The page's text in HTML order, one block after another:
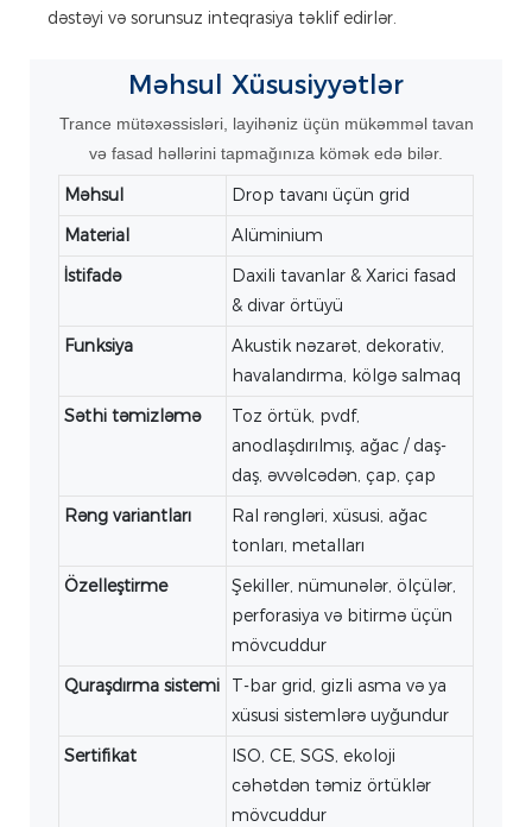
dəstəyi və sorunsuz inteqrasiya təklif edirlər.
Məhsul Xüsusiyyətlər
Trance mütəxəssisləri, layihəniz üçün mükəmməl tavan
və fasad həllərini tapmağınıza kömək edə bilər.
Məhsul
Drop tavanı üçün grid
Material
Alüminium
İstifadə
Daxili tavanlar & Xarici fasad
& divar örtüyü
Funksiya
Akustik nəzarət, dekorativ,
havalandırma, kölgə salmaq
Səthi təmizləmə
Toz örtük, pvdf,
anodlaşdırılmış, ağac / daş-
daş, əvvəlcədən, çap, çap
Rəng variantları
Ral rəngləri, xüsusi, ağac
tonları, metalları
Özelleştirme
Şekiller, nümunələr, ölçülər,
perforasiya və bitirmə üçün
mövcuddur
Quraşdırma sistemi
T-bar grid, gizli asma və ya
xüsusi sistemlərə uyğundur
Sertifikat
ISO, CE, SGS, ekoloji
cəhətdən təmiz örtüklər
mövcuddur